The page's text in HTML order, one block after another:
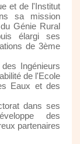
et de l'Institut
sa mission
Génie Rural
élargi ses
de 3ème
Ingénieurs
de l'Ecole
Eaux et des
dans ses
des
partenaires